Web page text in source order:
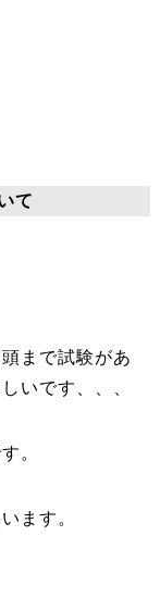
て
まで試験があ
いです、、、
。
ます。